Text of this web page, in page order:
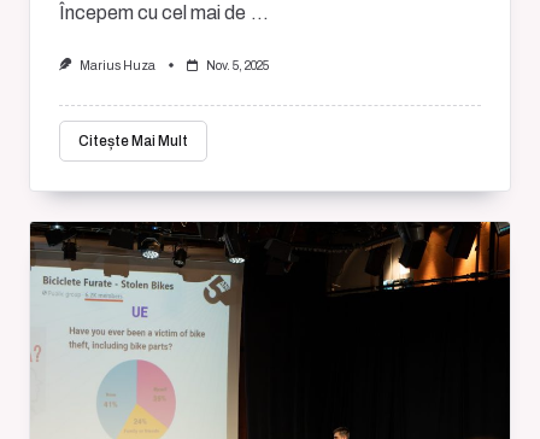
Începem cu cel mai de ...
Marius Huza Nov. 5, 2025
Citește Mai Mult